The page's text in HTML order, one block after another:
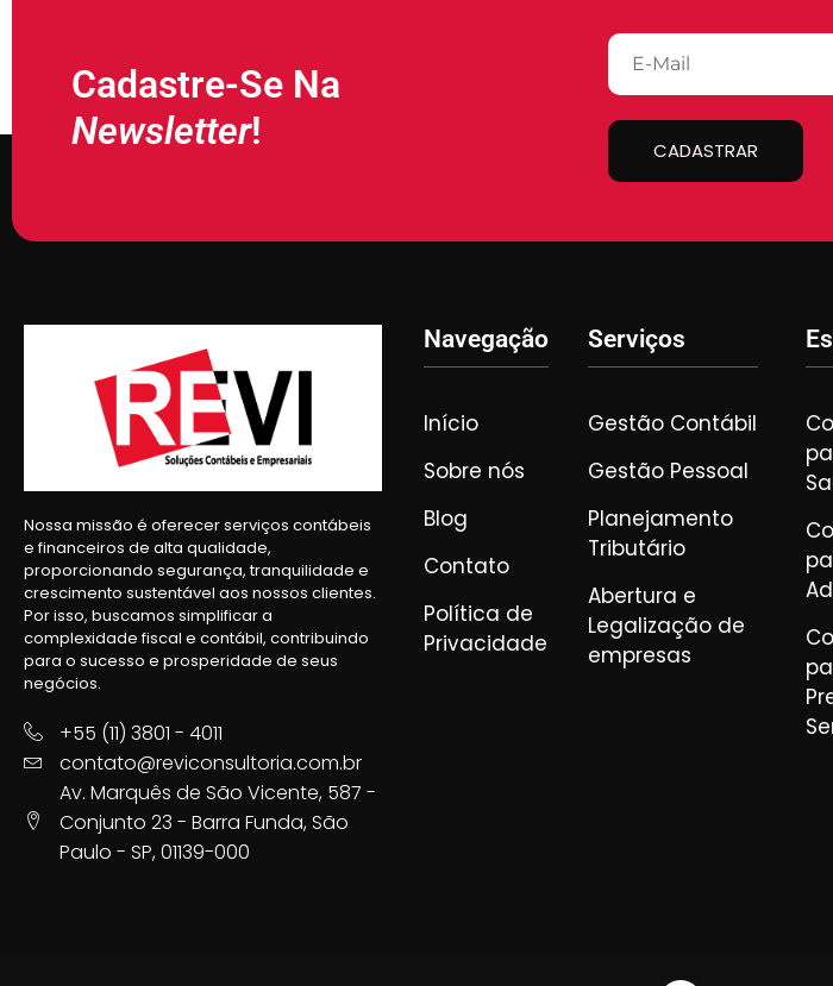
Cadastre-Se Na
Newsletter! CADASTRAR
Nossa missão é oferecer serviços contábeis
e financeiros de alta qualidade,
proporcionando segurança, tranquilidade e
crescimento sustentável aos nossos clientes.
Por isso, buscamos simplificar a
complexidade fiscal e contábil, contribuindo
para o sucesso e prosperidade de seus
negócios.
+55 (11) 3801 - 4011
contato@reviconsultoria.com.br
Av. Marquês de São Vicente, 587 -
Conjunto 23 - Barra Funda, São
Paulo - SP, 01139-000
Navegação
Início
Sobre nós
Blog
Contato
Política de
Privacidade
Serviços
Gestão Contábil
Gestão Pessoal
Planejamento
Tributário
Abertura e
Legalização de
empresas